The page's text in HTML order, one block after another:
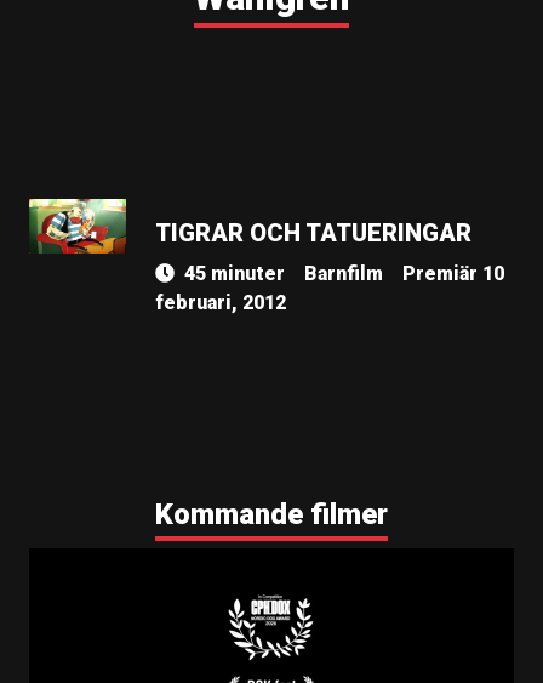
TIGRAR OCH TATUERINGAR
45 minuter Barnfilm
Premiär 10
februari, 2012
Kommande filmer